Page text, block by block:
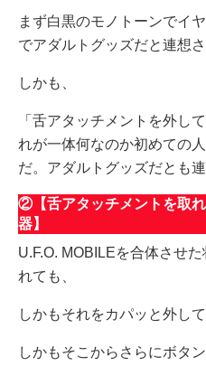
まず白黒のモノトーンでイ
でアダルトグッズだと連想さ
しかも、
「舌アタッチメントを外し
れが一体何なのか初めての
だ。アダルトグッズだとも連
②【舌アタッチメントを取
器】
U.F.O. MOBILEを合体させ
れても、
しかもそれをカパッと外し
しかもそこからさらにボタ